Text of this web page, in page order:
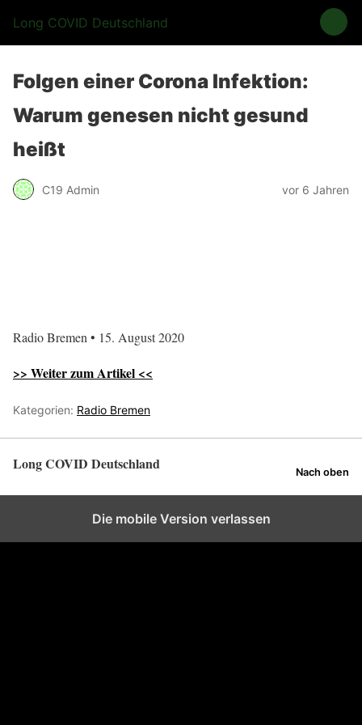
Long COVID Deutschland
Folgen einer Corona Infektion:
Warum genesen nicht gesund
heißt
C19 Admin vor 6 Jahren
Radio Bremen • 15. August 2020
>> Weiter zum Artikel <<
Kategorien: Radio Bremen
Long COVID Deutschland Nach oben
Die mobile Version verlassen